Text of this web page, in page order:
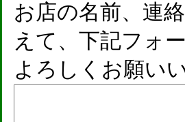
お店の名前、連
えて、下記フォ
よろしくお願い